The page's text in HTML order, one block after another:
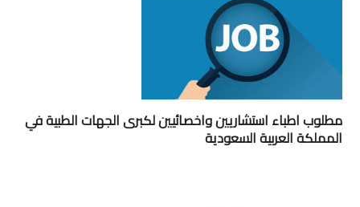
مطلوب اطباء استشاريين واخصائيين لكبرى الجهات الطبية في
المملكة العربية السعودية